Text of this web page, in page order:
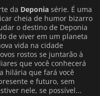
1.49€
da Deponia série. É uma
cheia de humor bizarro
o destino de Deponia
de viver em um planeta
vida na cidade
rostos se juntarão à
que você conhecerá
hilária que fará você
e futuro, sem
nele, se possível...